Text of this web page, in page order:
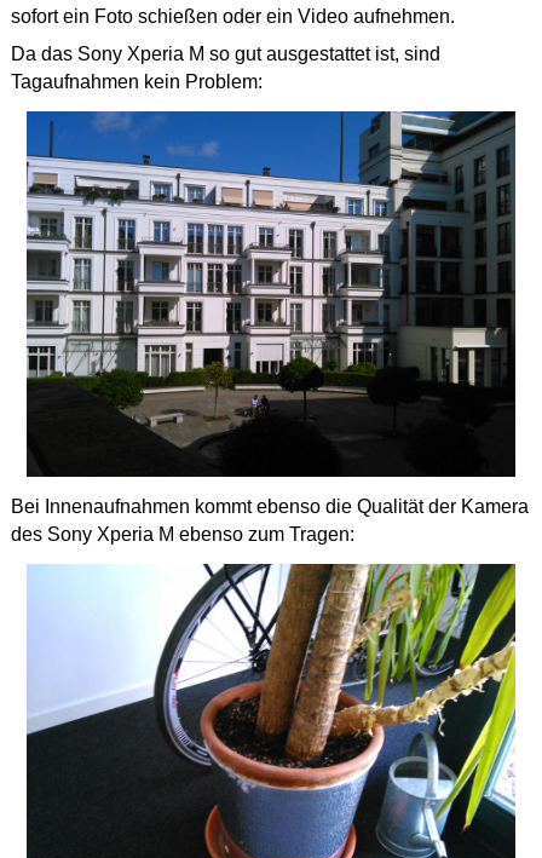
sofort ein Foto schießen oder ein Video aufnehmen.
Da das Sony Xperia M so gut ausgestattet ist, sind
Tagaufnahmen kein Problem:
Bei Innenaufnahmen kommt ebenso die Qualität der Kamera
des Sony Xperia M ebenso zum Tragen: